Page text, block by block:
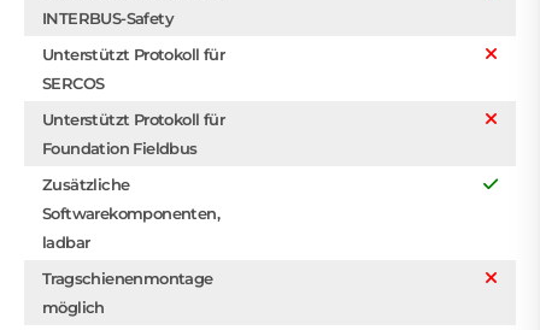
INTERBUS-Safety
Unterstützt Protokoll für
SERCOS
Unterstützt Protokoll für
Foundation Fieldbus
Zusätzliche
Softwarekomponenten,
ladbar
Tragschienenmontage
möglich